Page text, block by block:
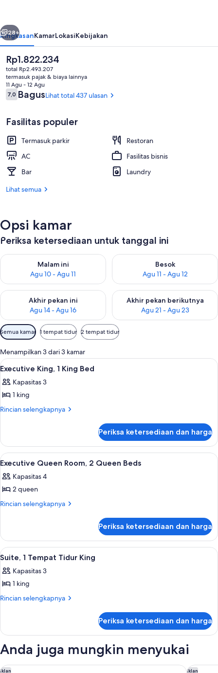
Resepsionis
Berikutnya
28+
RingkasanKamarLokasiKebijakan
Harga
saat
ini
Rp1.822.234
Rp1.822.234
total Rp2.493.207
termasuk pajak & biaya lainnya
11 Agu - 12 Agu
Ulasan
7,07,0 dari 10
BagusLihat total 437 ulasan
Fasilitas populer
Termasuk parkir
Restoran
AC
Fasilitas bisnis
Bar
Laundry
Lihat semua
Opsi kamar
Periksa ketersediaan untuk tanggal ini
Malam ini
Agu 10 - Agu 11
Periksa ketersediaan untuk malam ini Agu 10 - Agu 11
Besok
Agu 11 - Agu 12
Periksa ketersediaan untuk
Akhir pekan ini
Agu 14 - Agu 16
Periksa ketersediaan untuk akhir pekan ini Agu 14 - Agu 16
Akhir pekan berikutnya
Agu 21 - Agu 23
Periksa ketersediaan untuk
Filter
tersedia
untuk
kamar
Semua kamar 1 tempat tidur 2 tempat tidur
Menampilkan 3 dari 3 kamar
Lihat
semua
foto
untuk
Executive
King
Bed
Executive King, 1 King Bed | Area
5
Executive King, 1 King Bed
Kapasitas 3
1 king
Rincian selengkapnya
Rincian
Executive
King,
1
Bed
Periksa ketersediaan dan harga
Lihat
semua
foto
untuk
Executive
2
Queen
Beds
Executive Queen Room, 2 Queen
4
Executive Queen Room, 2 Queen Beds
Kapasitas 4
2 queen
Rincian selengkapnya
Rincian
Executive
Queen
Room,
Queen
Beds
Periksa ketersediaan dan harga
Lihat
semua
foto
untuk
Suite,
Tidur
King
5
Suite, 1 Tempat Tidur King
Kapasitas 3
1 king
Rincian selengkapnya
Rincian
Suite,
Tempat
King
Periksa ketersediaan dan harga
Anda juga mungkin menyukai
Iklan
Siboney Beach Club Iklan